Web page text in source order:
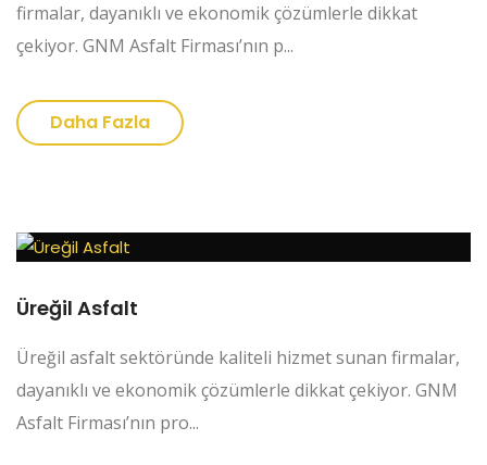
firmalar, dayanıklı ve ekonomik çözümlerle dikkat
çekiyor. GNM Asfalt Firması’nın p...
Daha Fazla
Üreğil Asfalt
Üreğil asfalt sektöründe kaliteli hizmet sunan firmalar,
dayanıklı ve ekonomik çözümlerle dikkat çekiyor. GNM
Asfalt Firması’nın pro...